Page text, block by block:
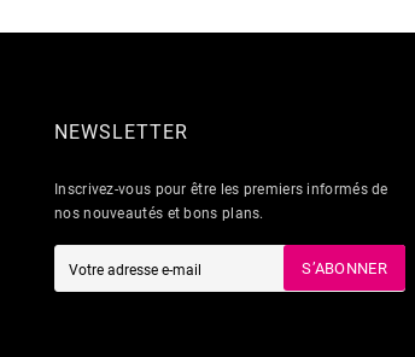
NEWSLETTER
Inscrivez-vous pour être les premiers informés de
nos nouveautés et bons plans.
S’ABONNER